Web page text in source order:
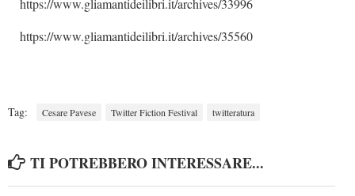
https://www.gliamantideilibri.it/archives/33996
https://www.gliamantideilibri.it/archives/35560
Tag: Cesare Pavese Twitter Fiction Festival twitteratura
TI POTREBBERO INTERESSARE...